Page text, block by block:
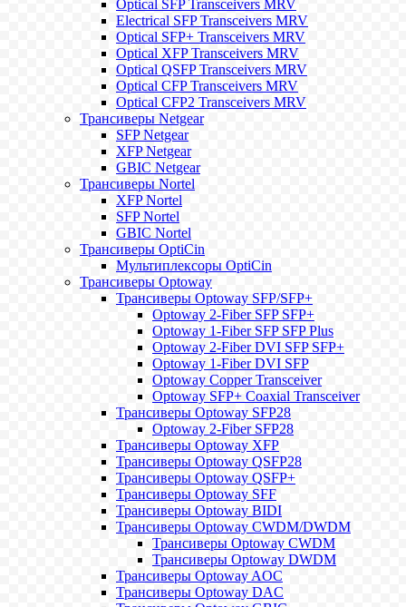
Optical SFP Transceivers MRV
Electrical SFP Transceivers MRV
Optical SFP+ Transceivers MRV
Optical XFP Transceivers MRV
Optical QSFP Transceivers MRV
Optical CFP Transceivers MRV
Optical CFP2 Transceivers MRV
Трансиверы Netgear
SFP Netgear
XFP Netgear
GBIC Netgear
Трансиверы Nortel
XFP Nortel
SFP Nortel
GBIC Nortel
Трансиверы OptiCin
Мультиплексоры OptiCin
Трансиверы Optoway
Трансиверы Optoway SFP/SFP+
Optoway 2-Fiber SFP SFP+
Optoway 1-Fiber SFP SFP Plus
Optoway 2-Fiber DVI SFP SFP+
Optoway 1-Fiber DVI SFP
Optoway Copper Transceiver
Optoway SFP+ Coaxial Transceiver
Трансиверы Optoway SFP28
Optoway 2-Fiber SFP28
Трансиверы Optoway XFP
Трансиверы Optoway QSFP28
Трансиверы Optoway QSFP+
Трансиверы Optoway SFF
Трансиверы Optoway BIDI
Трансиверы Optoway CWDM/DWDM
Трансиверы Optoway CWDM
Трансиверы Optoway DWDM
Трансиверы Optoway AOC
Трансиверы Optoway DAC